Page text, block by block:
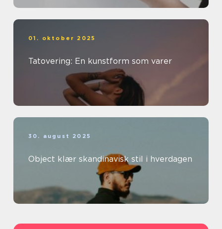
01. oktober 2025
Tatovering: En kunstform som varer
30. august 2025
Object klær skandinavisk stil i hverdagen